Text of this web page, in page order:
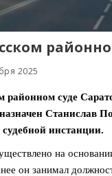
2025
районном суде
назначен Станислав
инстанции.
на
он занимал